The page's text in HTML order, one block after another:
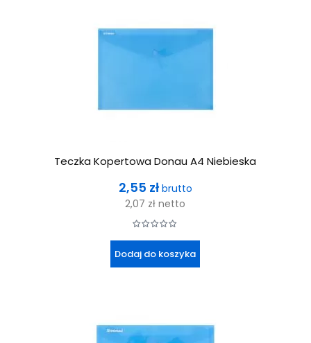
Teczka Kopertowa Donau A4 Niebieska
Cena
2,55 zł brutto
2,07 zł netto
Dodaj do koszyka